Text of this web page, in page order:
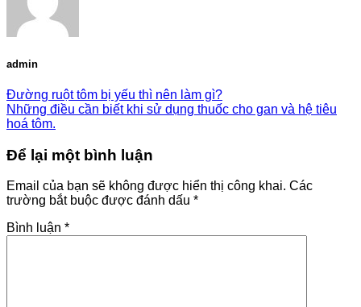
admin
Đường ruột tôm bị yếu thì nên làm gì?
Những điều cần biết khi sử dụng thuốc cho gan và hệ tiêu
hoá tôm.
Để lại một bình luận
Email của bạn sẽ không được hiển thị công khai. Các
trường bắt buộc được đánh dấu *
Bình luận *